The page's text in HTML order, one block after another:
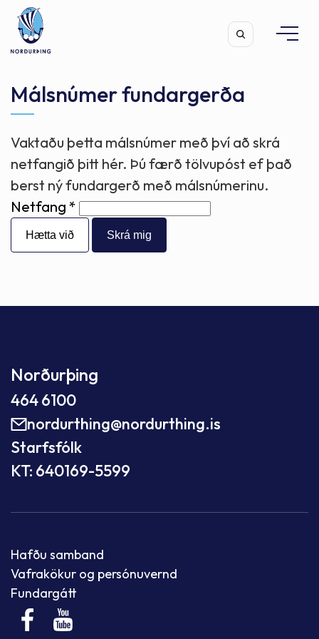
Leita
Málsnúmer fundargerða
Vaktaðu þetta málsnúmer með því að skrá
netfangið þitt hér. Þú færð tölvupóst ef það
berst ný fundargerð með málsnúmerinu.
Netfang
Hætta við
Norðurþing
464 6100
nordurthing@nordurthing.is
Starfsfólk
KT: 640169-5599
Hafðu samband
Vafrakökur og persónuvernd
Fundargátt